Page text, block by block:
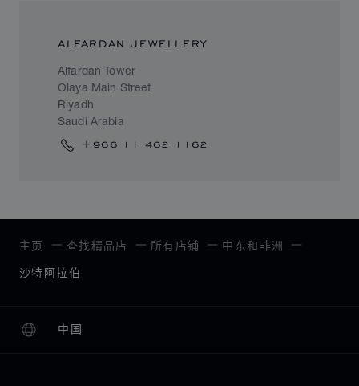
ALFARDAN JEWELLERY
Alfardan Tower
Olaya Main Street
Riyadh
Saudi Arabia
+966 11 462 1162
主页 查找精品店 所有店铺 中东和非洲
沙特阿拉伯
中国
本地化（更改国家/地区）
更改国家/地区